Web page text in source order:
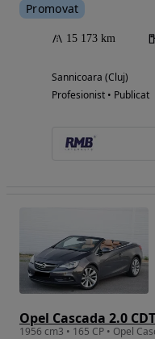
Promovat
15 173 km
Sannicoara (Cluj)
Profesionist • Publicat